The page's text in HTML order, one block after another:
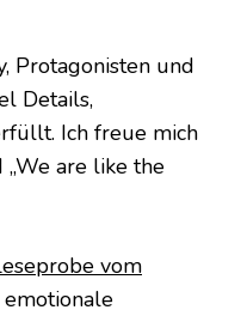
Protagonisten und
Details,
Ich freue mich
are like the
vom